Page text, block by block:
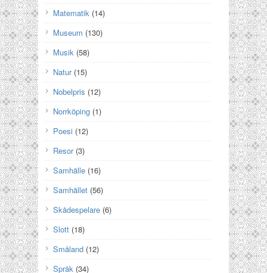
Matematik (14)
Museum (130)
Musik (58)
Natur(15)
Nobelpris (12)
Norrköping (1)
Poesi (12)
Resor(3)
Samhälle (16)
Samhället (56)
Skådespelare (6)
Slott (18)
Småland (12)
Språk (34)